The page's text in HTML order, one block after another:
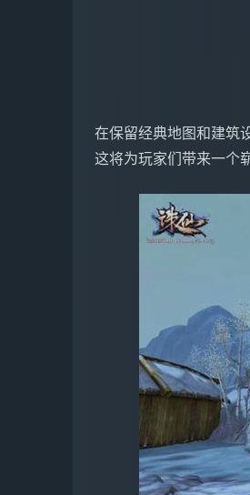
在保留经典地图和建筑
这将为玩家们带来一个